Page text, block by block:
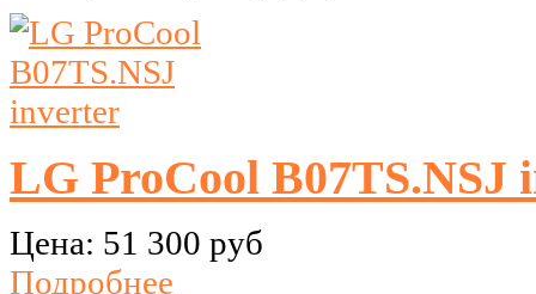
LG ProCool B07TS.NSJ
Цена: 51 300 руб
Подробнее